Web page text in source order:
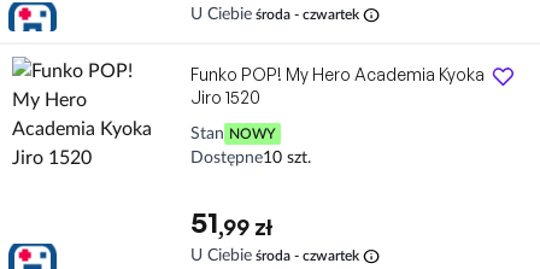
U Ciebie środa - czwartek info
Funko POP! My Hero Academia Kyoka
Jiro 1520
Stan NOWY
Dostępne10 szt.
51,99 zł
U Ciebie środa - czwartek info